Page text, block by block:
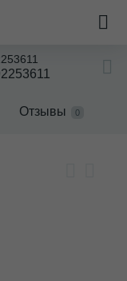
Отзывы 0